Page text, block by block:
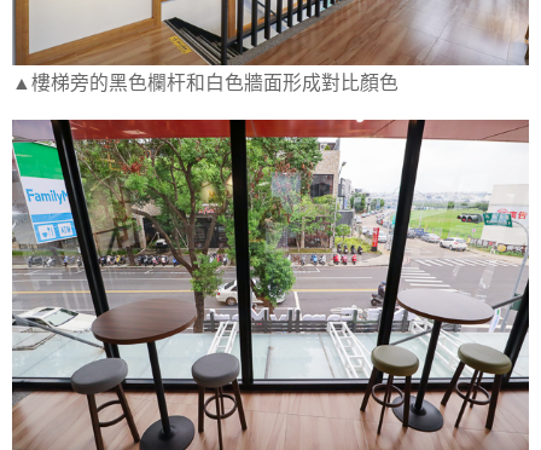
▲樓梯旁的黑色欄杆和白色牆面形成對比顏色